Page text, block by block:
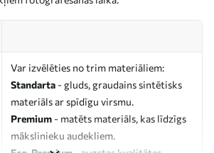
Var izvēlēties no trim materiāliem:
Standarta - gluds, graudains sintētisks
materiāls ar spīdīgu virsmu.
Premium - matēts materiāls, kas līdzīgs
mākslinieku audekliem.